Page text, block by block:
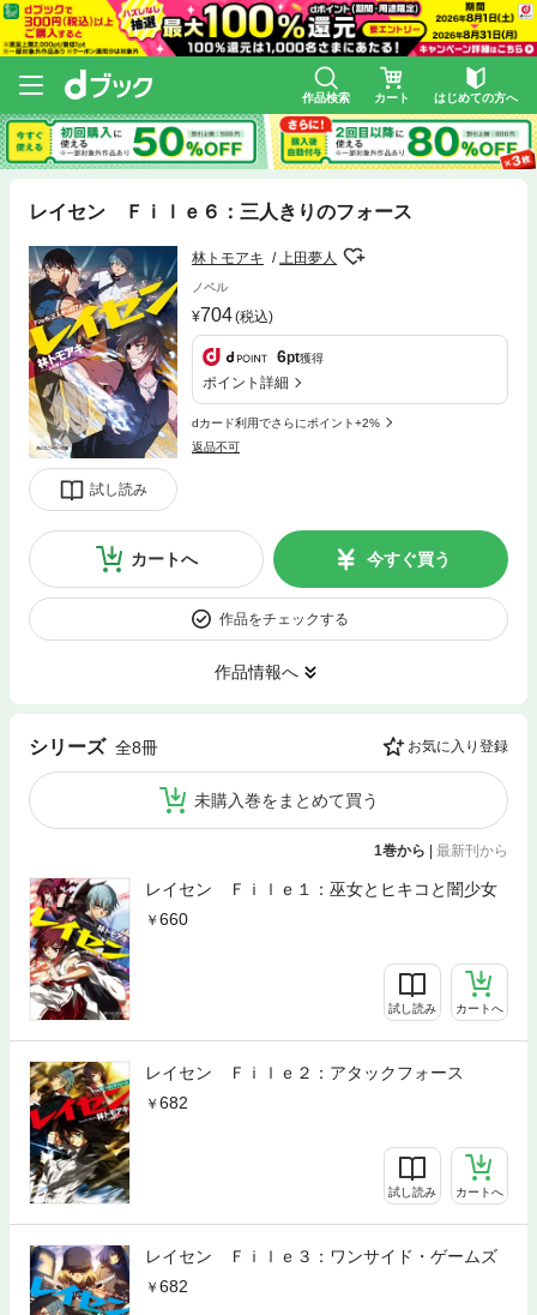
作品検索 カート はじめての方へ
レイセン Ｆｉｌｅ６：三人きりのフォース
試し読み
林トモアキ 上田夢人
ノベル
704(税込)
6pt獲得
ポイント詳細
dカード利用でさらにポイント+2%
返品不可
カートへ 今すぐ買う
作品をチェックする
作品情報へ
シリーズ 全8冊 お気に入り登録
未購入巻をまとめて買う
1巻から | 最新刊から
レイセン Ｆｉｌｅ１：巫女とヒキコと闇少女
660
試し読み カートへ
レイセン Ｆｉｌｅ２：アタックフォース
682
試し読み カートへ
レイセン Ｆｉｌｅ３：ワンサイド・ゲームズ
682